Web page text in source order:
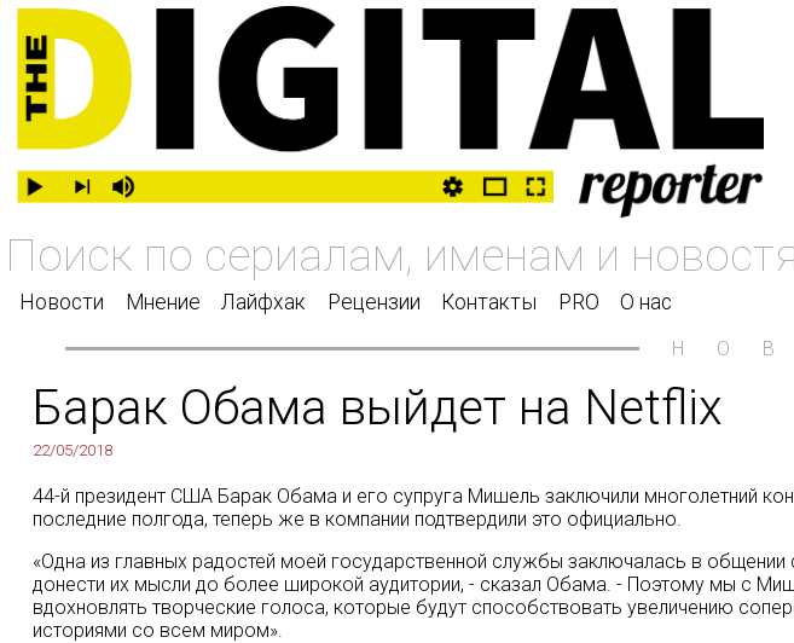
Новости Мнение Лайфхак Рецензии Контакты PRO О нас
Барак Обама выйдет на Netflix
22/05/2018
44-й президент США Барак Обама и его супруга Мишель заключили многолетний
последние полгода, теперь же в компании подтвердили это официально.
«Одна из главных радостей моей государственной службы заключалась в
донести их мысли до более широкой аудитории, - сказал Обама. - Поэтому мы с
вдохновлять творческие голоса, которые будут способствовать увеличению
историями со всем миром».